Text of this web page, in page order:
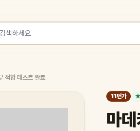
적합 테스트 완료
11번가
마